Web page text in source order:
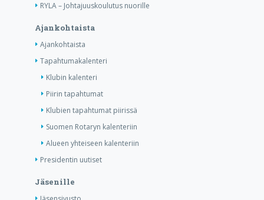
RYLA – Johtajuuskoulutus nuorille
Ajankohtaista
Ajankohtaista
Tapahtumakalenteri
Klubin kalenteri
Piirin tapahtumat
Klubien tapahtumat piirissä
Suomen Rotaryn kalenteriin
Alueen yhteiseen kalenteriin
Presidentin uutiset
Jäsenille